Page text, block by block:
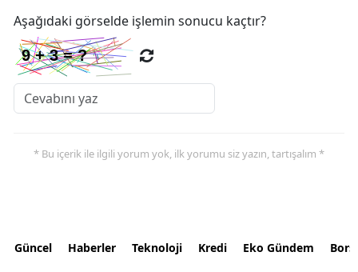
Aşağıdaki görselde işlemin sonucu kaçtır?
* Bu içerik ile ilgili yorum yok, ilk yorumu siz yazın, tartışalım *
Güncel Haberler Teknoloji Kredi Eko Gündem